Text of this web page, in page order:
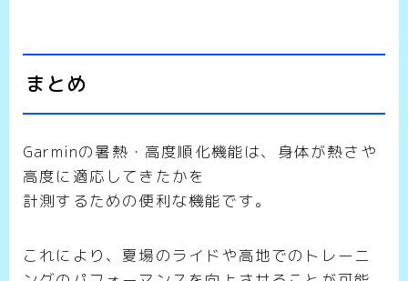
まとめ
Garminの暑熱・高度順化機能は、身体が熱さや
高度に適応してきたかを
計測するための便利な機能です。
これにより、夏場のライドや高地でのトレーニ